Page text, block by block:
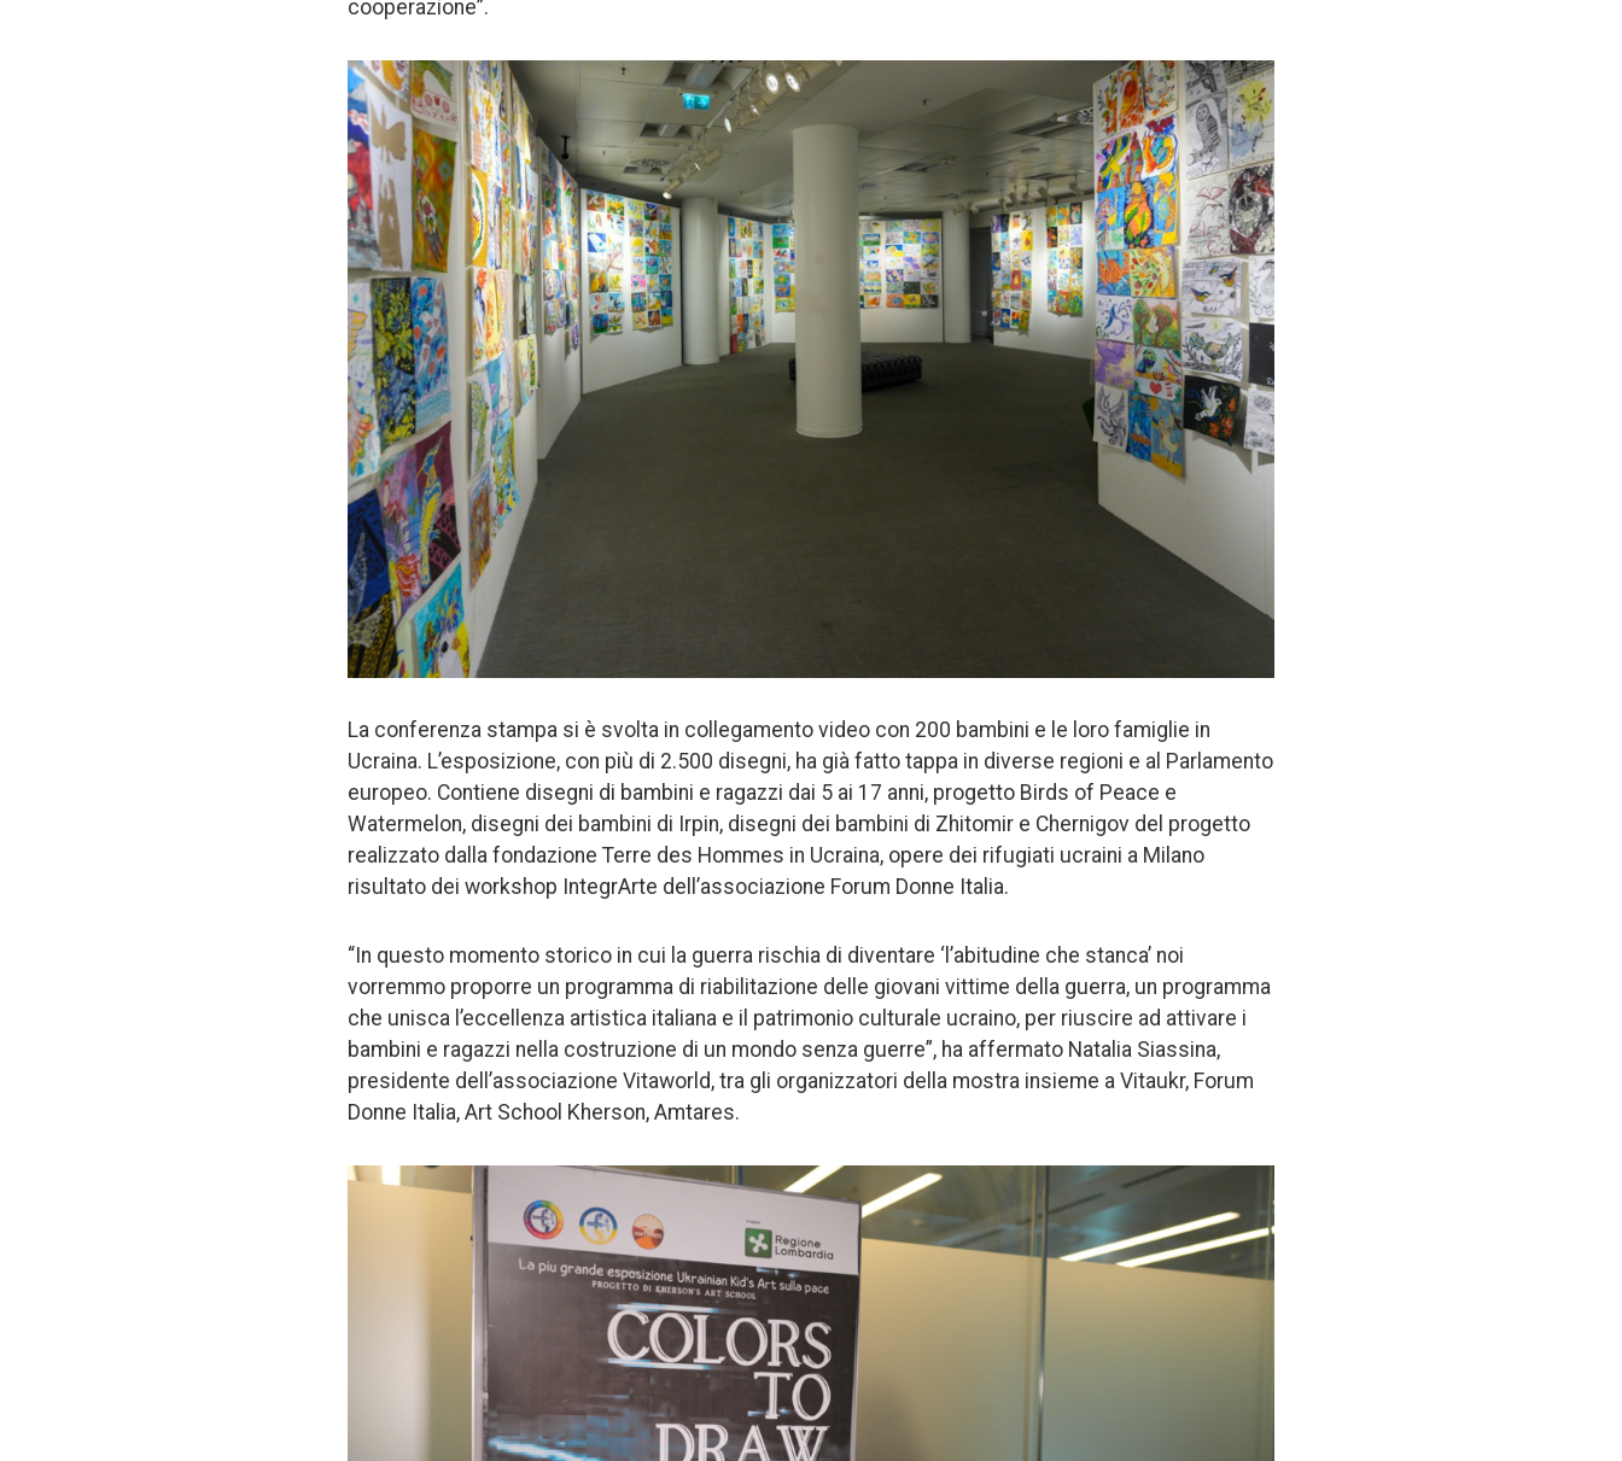
cooperazione”.
La conferenza stampa si è svolta in collegamento video con 200 bambini e le loro famiglie in
Ucraina. L’esposizione, con più di 2.500 disegni, ha già fatto tappa in diverse regioni e al Parlamento
europeo. Contiene disegni di bambini e ragazzi dai 5 ai 17 anni, progetto Birds of Peace e
Watermelon, disegni dei bambini di Irpin, disegni dei bambini di Zhitomir e Chernigov del progetto
realizzato dalla fondazione Terre des Hommes in Ucraina, opere dei rifugiati ucraini a Milano
risultato dei workshop IntegrArte dell’associazione Forum Donne Italia.
“In questo momento storico in cui la guerra rischia di diventare ‘l’abitudine che stanca’ noi
vorremmo proporre un programma di riabilitazione delle giovani vittime della guerra, un programma
che unisca l’eccellenza artistica italiana e il patrimonio culturale ucraino, per riuscire ad attivare i
bambini e ragazzi nella costruzione di un mondo senza guerre”, ha affermato Natalia Siassina,
presidente dell’associazione Vitaworld, tra gli organizzatori della mostra insieme a Vitaukr, Forum
Donne Italia, Art School Kherson, Amtares.